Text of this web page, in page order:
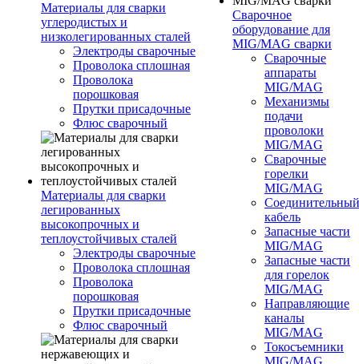
Материалы для сварки
углеродистых и
низколегированных сталей
Электроды сварочные
Проволока сплошная
Проволока
порошковая
Прутки присадочные
Флюс сварочный
Материалы для сварки
легированных
высокопрочных и
теплоустойчивых сталей
Электроды сварочные
Проволока сплошная
Проволока
порошковая
Прутки присадочные
Флюс сварочный
Сварочное
оборудование для
MIG/MAG сварки
Сварочные
аппараты
MIG/MAG
Механизмы
подачи
проволоки
MIG/MAG
Сварочные
горелки
MIG/MAG
Соединительный
кабель
Запасные части
MIG/MAG
Запасные части
для горелок
MIG/MAG
Направляющие
каналы
MIG/MAG
Токосъемники
MIG/MAG